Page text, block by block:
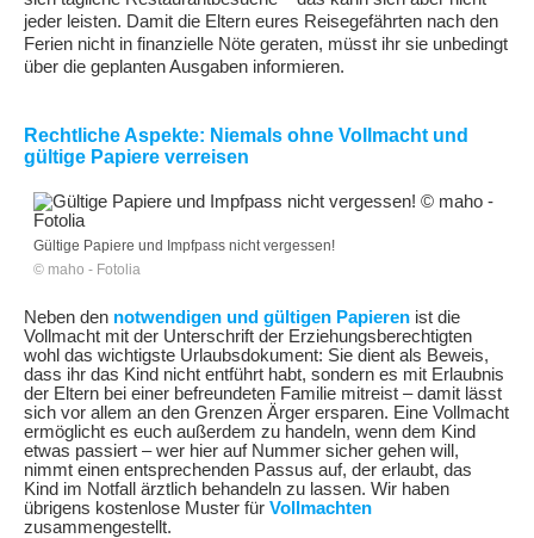
jeder leisten. Damit die Eltern eures Reisegefährten nach den
Ferien nicht in finanzielle Nöte geraten, müsst ihr sie unbedingt
über die geplanten Ausgaben informieren.
Rechtliche Aspekte: Niemals ohne Vollmacht und
gültige Papiere verreisen
Gültige Papiere und Impfpass nicht vergessen!
© maho - Fotolia
Neben den notwendigen und gültigen Papieren ist die
Vollmacht mit der Unterschrift der Erziehungsberechtigten
wohl das wichtigste Urlaubsdokument: Sie dient als Beweis,
dass ihr das Kind nicht entführt habt, sondern es mit Erlaubnis
der Eltern bei einer befreundeten Familie mitreist – damit lässt
sich vor allem an den Grenzen Ärger ersparen. Eine Vollmacht
ermöglicht es euch außerdem zu handeln, wenn dem Kind
etwas passiert – wer hier auf Nummer sicher gehen will,
nimmt einen entsprechenden Passus auf, der erlaubt, das
Kind im Notfall ärztlich behandeln zu lassen. Wir haben
übrigens kostenlose Muster für Vollmachten
zusammengestellt.